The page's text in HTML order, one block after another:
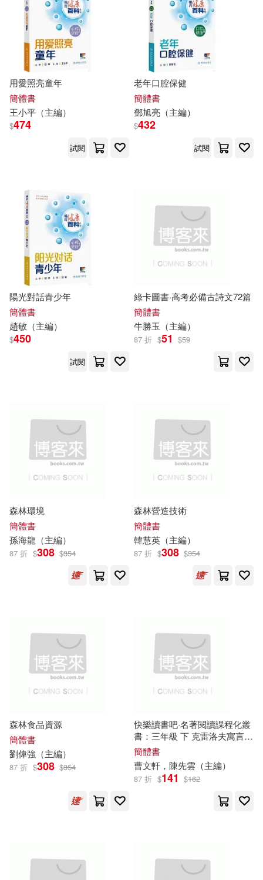
吳義勤（主編）(76)
張宇（主編）(76)
本書編寫組編(76)
李默（主編）(75)
華文基礎教育研究院（主編）(75)
曹緯浚（主編）(74)
王強（主編）(74)
田榮俊（主編）(74)
譚樹輝（主編）(74)
張愛玲(73)
VALCLIMB(72) 丸戸史明(72)
孔祥濤（主編）(72)
王長喜（主編）(72)
裴春艷（主編）(72)
楊建峰（主編）(71)
陶紅亮（主編）(71)
國務院法制辦公室(70)
末永萌乃(70)
李莉（主編）(70)
王靜（主編）(70)
MACプラス(69)
上海教育出版社(923)
中山大學出版社(917)
人民日報出版社(916)
西北工業大學出版社(916)
說頻文化(901)
山東人民出版社(894)
北京工藝美術出版社(891)
中央編譯出版社(889)
中國海洋大學出版社(886)
吉林出版集團有限責任公司(873)
中國傳媒大學出版社(866)
龍門書局(860)
中國科學技術大學出版社(845)
河南大學出版社(829)
北京科學技術出版社(819)
湖北科學技術出版社(812)
江蘇人民出版社(801)
中國三峽出版社(795)
用愛照亮童年
簡體書
王小平（主編）
$474
試閱
老年口腔保健
簡體書
鄧旭亮（主編）
$432
試閱
陽光對話青少年
簡體書
趙敏（主編）
$450
試閱
綠卡圖書·高考必備古詩文72篇
簡體書
牛勝玉（主編）
87 折 $51 $59
森林環境
簡體書
孫海龍（主編）
87 折 $308 $354
森林營造技術
簡體書
韓慧英（主編）
87 折 $308 $354
森林食品資源
簡體書
劉偉強（主編）
87 折 $308 $354
快樂讀書吧·名著閱讀課程化叢
書：三年級 下 克雷洛夫寓言
(新版)
簡體書
曹文軒，陳先雲（主編）
87 折 $141 $162